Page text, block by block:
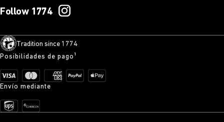
Follow 1774
Tradition since 1774
Posibilidades de pago¹
Envío mediante